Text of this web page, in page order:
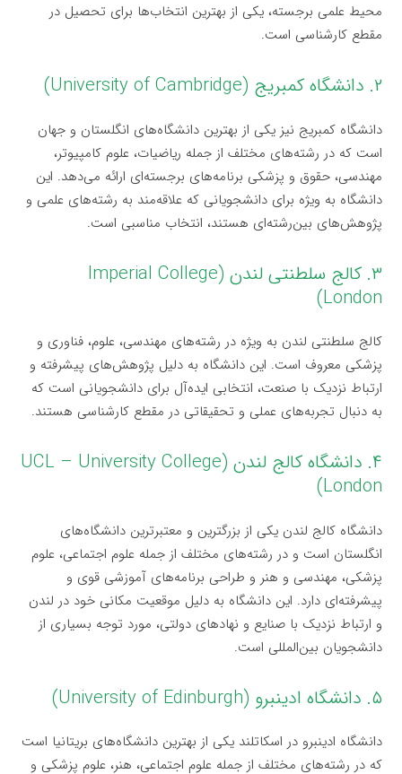
محیط علمی برجسته، یکی از بهترین انتخاب‌ها برای تحصیل در
مقطع کارشناسی است.
۲. دانشگاه کمبریج (University of Cambridge)
دانشگاه کمبریج نیز یکی از بهترین دانشگاه‌های انگلستان و جهان
است که در رشته‌های مختلف از جمله ریاضیات، علوم کامپیوتر،
مهندسی، حقوق و پزشکی برنامه‌های برجسته‌ای ارائه می‌دهد. این
دانشگاه به ویژه برای دانشجویانی که علاقه‌مند به رشته‌های علمی و
پژوهش‌های بین‌رشته‌ای هستند، انتخاب مناسبی است.
۳. کالج سلطنتی لندن (Imperial College
London)
کالج سلطنتی لندن به ویژه در رشته‌های مهندسی، علوم، فناوری و
پزشکی معروف است. این دانشگاه به دلیل پژوهش‌های پیشرفته و
ارتباط نزدیک با صنعت، انتخابی ایده‌آل برای دانشجویانی است که
به دنبال تجربه‌های عملی و تحقیقاتی در مقطع کارشناسی هستند.
۴. دانشگاه کالج لندن (UCL – University College
London)
دانشگاه کالج لندن یکی از بزرگترین و معتبرترین دانشگاه‌های
انگلستان است و در رشته‌های مختلف از جمله علوم اجتماعی، علوم
پزشکی، مهندسی و هنر و طراحی برنامه‌های آموزشی قوی و
پیشرفته‌ای دارد. این دانشگاه به دلیل موقعیت مکانی خود در لندن
و ارتباط نزدیک با صنایع و نهادهای دولتی، مورد توجه بسیاری از
دانشجویان بین‌المللی است.
۵. دانشگاه ادینبرو (University of Edinburgh)
دانشگاه ادینبرو در اسکاتلند یکی از بهترین دانشگاه‌های بریتانیا است
که در رشته‌های مختلف از جمله علوم اجتماعی، هنر، علوم پزشکی و